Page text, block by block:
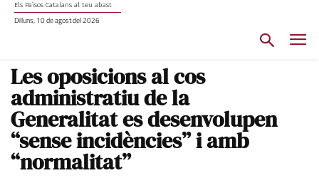
Els Països Catalans al teu abast
Dilluns, 10 de agost del 2026
Les oposicions al cos
administratiu de la
Generalitat es desenvolupen
“sense incidències” i amb
“normalitat”